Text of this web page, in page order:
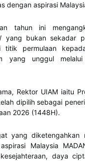
dengan aspirasi
tahun ini
yang bukan sekadar
titik permulaan
yang unggul
Rektor UIAM iaitu
dipilih sebagai
2026 (1448H).
yang
Malaysia
daya